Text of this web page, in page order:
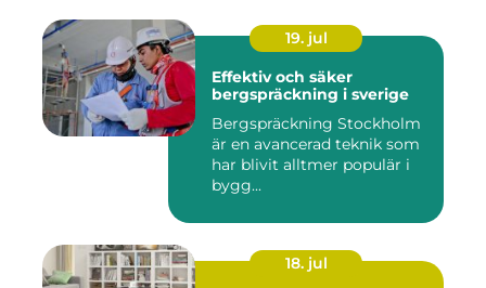
19. jul
Effektiv och säker
bergspräckning i sverige
Bergspräckning Stockholm
är en avancerad teknik som
har blivit alltmer populär i
bygg...
18. jul